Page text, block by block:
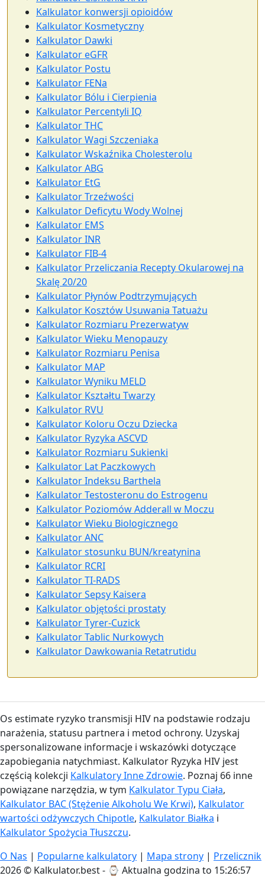
Kalkulator konwersji opioidów
Kalkulator Kosmetyczny
Kalkulator Dawki
Kalkulator eGFR
Kalkulator Postu
Kalkulator FENa
Kalkulator Bólu i Cierpienia
Kalkulator Percentyli IQ
Kalkulator THC
Kalkulator Wagi Szczeniaka
Kalkulator Wskaźnika Cholesterolu
Kalkulator ABG
Kalkulator EtG
Kalkulator Trzeźwości
Kalkulator Deficytu Wody Wolnej
Kalkulator EMS
Kalkulator INR
Kalkulator FIB-4
Kalkulator Przeliczania Recepty Okularowej na
Skalę 20/20
Kalkulator Płynów Podtrzymujących
Kalkulator Kosztów Usuwania Tatuażu
Kalkulator Rozmiaru Prezerwatyw
Kalkulator Wieku Menopauzy
Kalkulator Rozmiaru Penisa
Kalkulator MAP
Kalkulator Wyniku MELD
Kalkulator Kształtu Twarzy
Kalkulator RVU
Kalkulator Koloru Oczu Dziecka
Kalkulator Ryzyka ASCVD
Kalkulator Rozmiaru Sukienki
Kalkulator Lat Paczkowych
Kalkulator Indeksu Barthela
Kalkulator Testosteronu do Estrogenu
Kalkulator Poziomów Adderall w Moczu
Kalkulator Wieku Biologicznego
Kalkulator ANC
Kalkulator stosunku BUN/kreatynina
Kalkulator RCRI
Kalkulator TI-RADS
Kalkulator Sepsy Kaisera
Kalkulator objętości prostaty
Kalkulator Tyrer-Cuzick
Kalkulator Tablic Nurkowych
Kalkulator Dawkowania Retatrutidu
Os estimate ryzyko transmisji HIV na podstawie rodzaju
narażenia, statusu partnera i metod ochrony. Uzyskaj
spersonalizowane informacje i wskazówki dotyczące
zapobiegania natychmiast. Kalkulator Ryzyka HIV jest
częścią kolekcji Kalkulatory Inne Zdrowie. Poznaj 66 inne
powiązane narzędzia, w tym Kalkulator Typu Ciała,
Kalkulator BAC (Stężenie Alkoholu We Krwi), Kalkulator
wartości odżywczych Chipotle, Kalkulator Białka i
Kalkulator Spożycia Tłuszczu.
O Nas | Popularne kalkulatory | Mapa strony | Przelicznik
2026 © Kalkulator.best - ⌚ Aktualna godzina to 15:26:58